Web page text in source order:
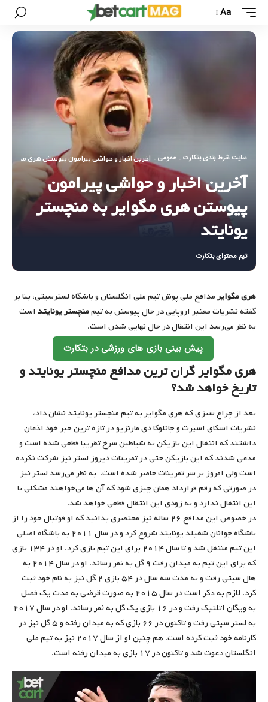
Aa
سایت شرط بندی بتکارت - عمومی - آخرین اخبار و حواشی پیرامون پیوستن هری مگوایر
آخرین اخبار و حواشی پیرامون
پیوستن هری مگوایر به منچستر
یونایتد
تیم محتوای بتکارت
هری مگوایرمدافع ملی ‌پوش تیم ملی انگلستان و باشگاه لسترسیتی، بنا بر
گفته نشریات معتبر اروپایی در حال پیوستن به تیممنچستر یونایتد است
به نظر می‌رسد این انتقال در حال نهایی شدن است.
پیش بینی بازی های ورزشی در بتکارت
هری مگوایر گران ترین مدافع منچستر یونایتد و
تاریخ خواهد شد؟
بعد از چراغ سبزی که هری مگوایر به تیم منچستر یونایتد نشان داد،
نشریات اسکای اسپرت و جانلوکا دی مارتزیو در تازه ترین خبر خود اذعان
داشتند که انتقال این بازیکن به شیاطین سرخ تقریبا قطعی شده است و
مدعی شدند که این بازیکن حتی در تمرینات دیروز لستر نیز شرکت نکرده
است ولی امروز بر سر تمرینات حاضر شده است. به نظر می‌رسد لستر نیز
در صورتی که رقم قرارداد همان چیزی شود که آن ها می‌خواهند مشکلی با
این انتقال ندارد و به زودی این انتقال قطعی خواهد شد.
در خصوص این مدافع ۲۶ ساله نیز مختصری بدانید که او فوتبال خود را از
باشگاه جوانان شفیلد یونایتد شروع کرد و در سال ۲۰۱۱ به باشگاه اصلی
این تیم منتقل شد و تا سال ۲۰۱۴ برای این تیم بازی کرد. او در ۱۳۴ بازی
که برای این تیم به میدان رفت ۹ گل به ثمر رساند. او در سال ۲۰۱۴ به
هال سیتی رقت و به مدت سه سال در ۵۴ بازی ۲ گل نیز به نام خود ثبت
کرد. لازم به ذکر است در سال ۲۰۱۵ به صورت قرضی به مدت یک فصل
به ویگان اتلتیک رفت و در ۱۶ بازی یک گل به ثمر رساند. او در سال ۲۰۱۷
به لستر سیتی رفت و تاکنون در ۶۶ بازی که به میدان رفته و ۵ گل نیز در
کارنامه خود ثبت کرده است. هم چنین او از سال ۲۰۱۷ نیز به تیم ملی
انگلستان دعوت شد و تاکنون در ۱۷ بازی به میدان رفته است.